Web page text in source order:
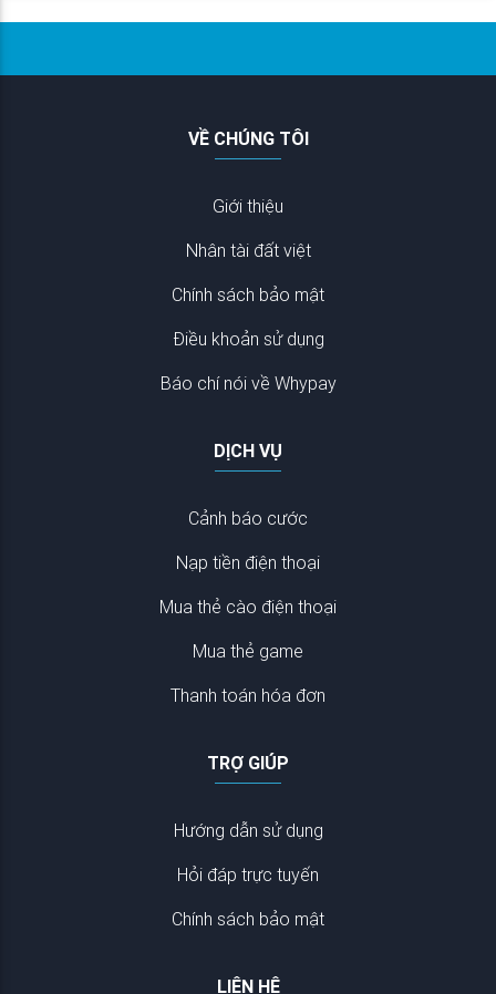
VỀ CHÚNG TÔI
Giới thiệu
Nhân tài đất việt
Chính sách bảo mật
Điều khoản sử dụng
Báo chí nói về Whypay
DỊCH VỤ
Cảnh báo cước
Nạp tiền điện thoại
Mua thẻ cào điện thoại
Mua thẻ game
Thanh toán hóa đơn
TRỢ GIÚP
Hướng dẫn sử dụng
Hỏi đáp trực tuyến
Chính sách bảo mật
LIÊN HỆ